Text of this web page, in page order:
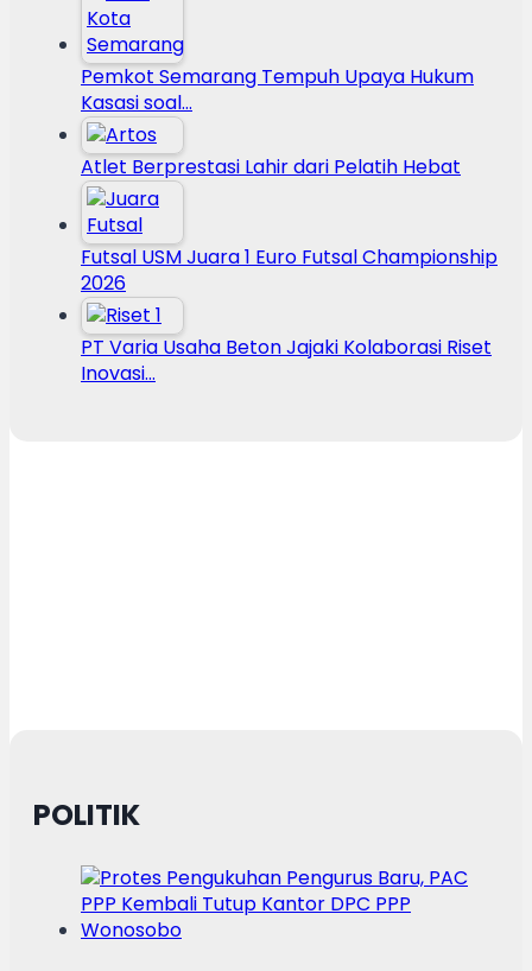
Pemkot Semarang Tempuh Upaya Hukum
Kasasi soal…
Atlet Berprestasi Lahir dari Pelatih Hebat
Futsal USM Juara 1 Euro Futsal Championship
2026
PT Varia Usaha Beton Jajaki Kolaborasi Riset
Inovasi…
POLITIK